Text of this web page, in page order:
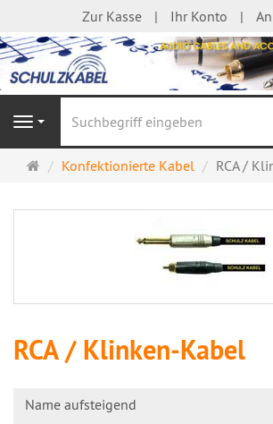
Zur Kasse Ihr Konto
Navigation
Startseite
Konfektionierte Kabel RCA /
RCA / Klinken-Kabel
Name aufsteigend